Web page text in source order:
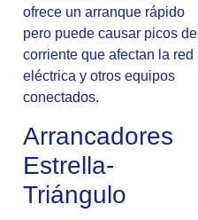
ofrece un arranque rápido
pero puede causar picos de
corriente que afectan la red
eléctrica y otros equipos
conectados.
Arrancadores
Estrella-
Triángulo